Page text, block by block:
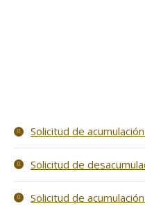
Solicitud de
Solicitud de
Solicitud de